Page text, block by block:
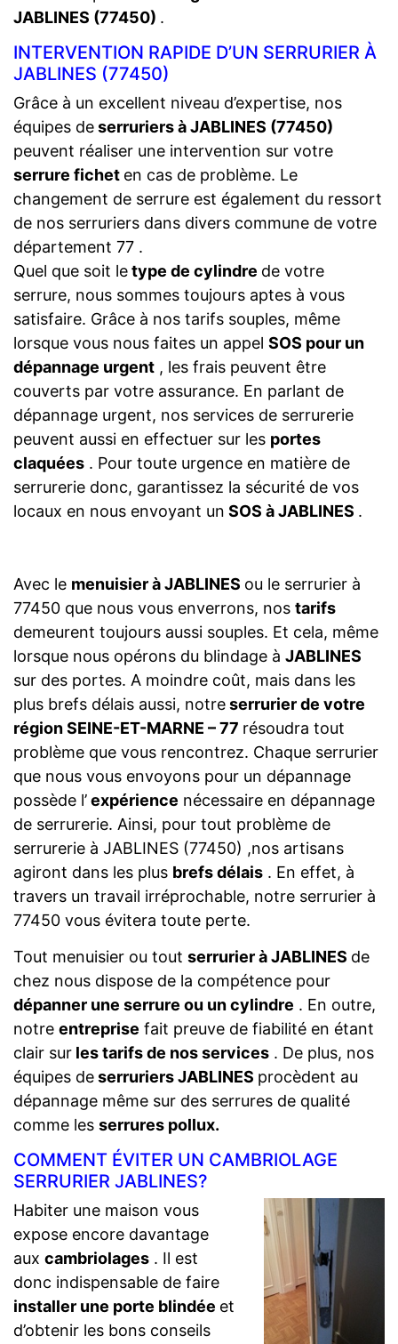
JABLINES (77450) .
INTERVENTION RAPIDE D’UN SERRURIER À
JABLINES (77450)
Grâce à un excellent niveau d’expertise, nos
équipes deserruriers à JABLINES (77450)
peuvent réaliser une intervention sur votre
serrure fichet en cas de problème. Le
changement de serrure est également du ressort
de nos serruriers dans divers commune de votre
département 77 .
Quel que soit letype de cylindre de votre
serrure, nous sommes toujours aptes à vous
satisfaire. Grâce à nos tarifs souples, même
lorsque vous nous faites un appel SOS pour un
dépannage urgent , les frais peuvent être
couverts par votre assurance. En parlant de
dépannage urgent, nos services de serrurerie
peuvent aussi en effectuer sur les portes
claquées . Pour toute urgence en matière de
serrurerie donc, garantissez la sécurité de vos
locaux en nous envoyant un SOS à JABLINES .
Avec le menuisier à JABLINES ou le serrurier à
77450 que nous vous enverrons, nos tarifs
demeurent toujours aussi souples. Et cela, même
lorsque nous opérons du blindage à JABLINES
sur des portes. A moindre coût, mais dans les
plus brefs délais aussi, notreserrurier de votre
région SEINE-ET-MARNE – 77 résoudra tout
problème que vous rencontrez. Chaque serrurier
que nous vous envoyons pour un dépannage
possède l’expérience nécessaire en dépannage
de serrurerie. Ainsi, pour tout problème de
serrurerie à JABLINES (77450) ,nos artisans
agiront dans les plus brefs délais . En effet, à
travers un travail irréprochable, notre serrurier à
77450 vous évitera toute perte.
Tout menuisier ou tout serrurier à JABLINES de
chez nous dispose de la compétence pour
dépanner une serrure ou un cylindre . En outre,
notre entreprise fait preuve de fiabilité en étant
clair sur les tarifs de nos services . De plus, nos
équipes deserruriers JABLINES procèdent au
dépannage même sur des serrures de qualité
comme les serrures pollux.
COMMENT ÉVITER UN CAMBRIOLAGE
SERRURIER JABLINES?
Habiter une maison vous
expose encore davantage
aux cambriolages . Il est
donc indispensable de faire
installer une porte blindée et
d’obtenir les bons conseils